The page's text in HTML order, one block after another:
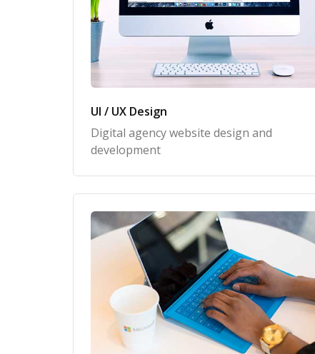
UI / UX Design
Digital agency website design and
development